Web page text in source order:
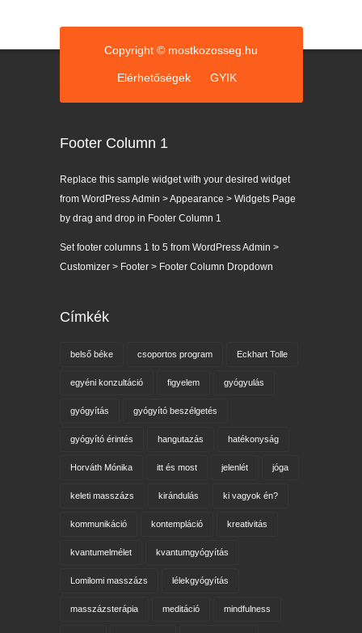
Copyright © mostkozosseg.hu
Elérhetőségek GYIK
Footer Column 1
Replace this sample widget with your desired widget
from WordPress Admin > Appearance > Widgets Page
by drag and drop in Footer Column 1
Set footer columns 1 to 5 from WordPress Admin >
Customizer > Footer > Footer Column Dropdown
Címkék
belső béke csoportos program Eckhart Tolle
egyéni konzultáció figyelem gyógyulás
gyógyítás gyógyító beszélgetés
gyógyító érintés hangutazás hatékonyság
Horváth Mónika itt és most jelenlét jóga
keleti masszázs kirándulás ki vagyok én?
kommunikáció kontempláció kreativitás
kvantumelmélet kvantumgyógyítás
Lomilomi masszázs lélekgyógyítás
masszázsterápia meditáció mindfulness